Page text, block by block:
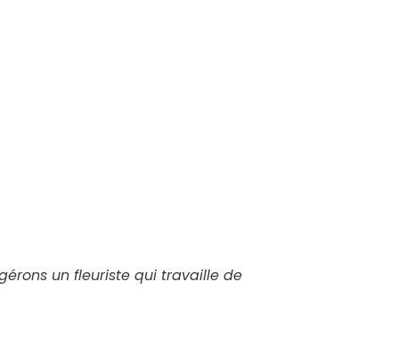
un fleuriste qui travaille de